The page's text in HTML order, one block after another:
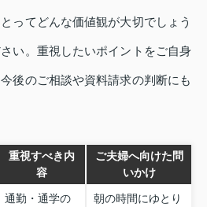
ってどんな価値観が大切でしょう
い。重視したいポイントをご自身
後のご相談や資料請求の判断にも
重視すべき内
容
ご夫婦へ向けた問
いかけ
通勤・通学の
朝の時間にゆとり